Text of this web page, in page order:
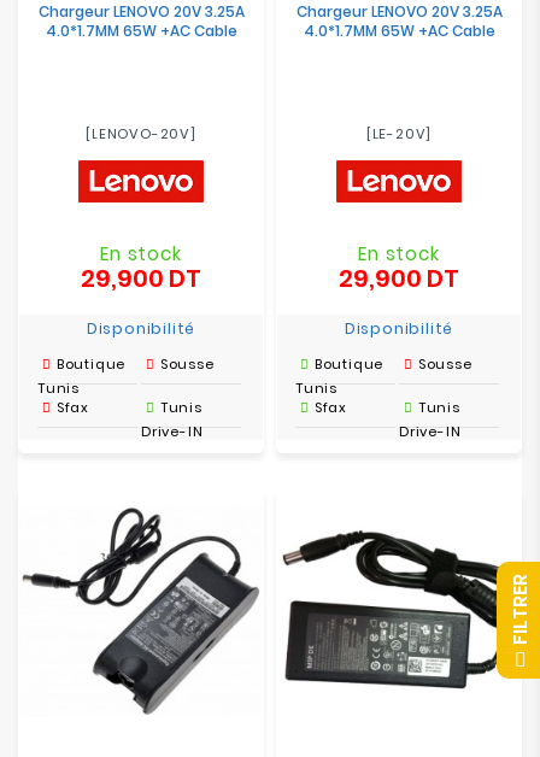
Chargeur LENOVO 20V 3.25A
4.0*1.7MM 65W +AC Cable
[LENOVO-20V]
En stock
29,900 DT
Disponibilité
Boutique
Tunis
Sousse
Sfax
Tunis
Drive-IN
Chargeur LENOVO 20V 3.25A
4.0*1.7MM 65W +AC Cable
[LE-20V]
En stock
29,900 DT
Disponibilité
Boutique
Tunis
Sousse
Sfax
Tunis
Drive-IN
R